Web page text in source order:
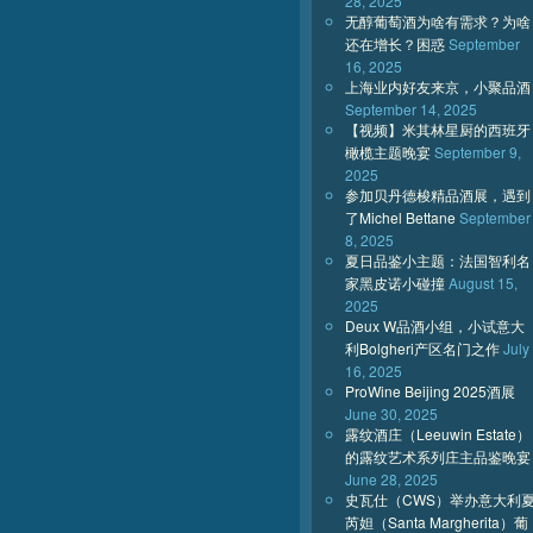
无醇葡萄酒为啥有需求？为啥
还在增长？困惑September
16, 2025
上海业内好友来京，小聚品酒
September 14, 2025
【视频】米其林星厨的西班牙
橄榄主题晚宴September 9,
2025
参加贝丹德梭精品酒展，遇到
了Michel Bettane September
8, 2025
夏日品鉴小主题：法国智利名
家黑皮诺小碰撞August 15,
2025
Deux W品酒小组，小试意大
利Bolgheri产区名门之作July
16, 2025
ProWine Beijing 2025酒展
June 30, 2025
露纹酒庄（Leeuwin Estate）
的露纹艺术系列庄主品鉴晚宴
June 28, 2025
史瓦仕（CWS）举办意大利
芮妲（Santa Margherita）葡